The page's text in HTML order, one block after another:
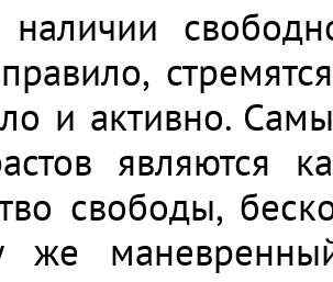
и активно.
являются
свободы,
же